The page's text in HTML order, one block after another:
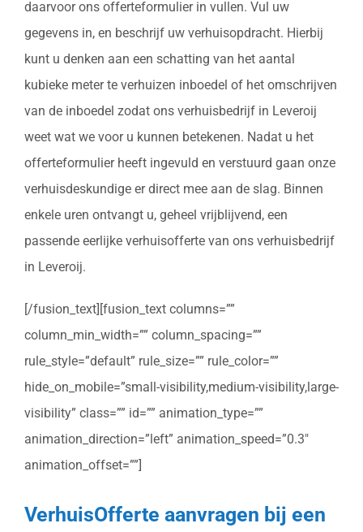
daarvoor ons offerteformulier in vullen. Vul uw
gegevens in, en beschrijf uw verhuisopdracht. Hierbij
kunt u denken aan een schatting van het aantal
kubieke meter te verhuizen inboedel of het omschrijven
van de inboedel zodat ons verhuisbedrijf in Leveroij
weet wat we voor u kunnen betekenen. Nadat u het
offerteformulier heeft ingevuld en verstuurd gaan onze
verhuisdeskundige er direct mee aan de slag. Binnen
enkele uren ontvangt u, geheel vrijblijvend, een
passende eerlijke verhuisofferte van ons verhuisbedrijf
in Leveroij.
[/fusion_text][fusion_text columns=””
column_min_width=”” column_spacing=””
rule_style=”default” rule_size=”” rule_color=””
hide_on_mobile=”small-visibility,medium-visibility,large-
visibility” class=”” id=”” animation_type=””
animation_direction=”left” animation_speed=”0.3″
animation_offset=””]
VerhuisOfferte aanvragen bij een